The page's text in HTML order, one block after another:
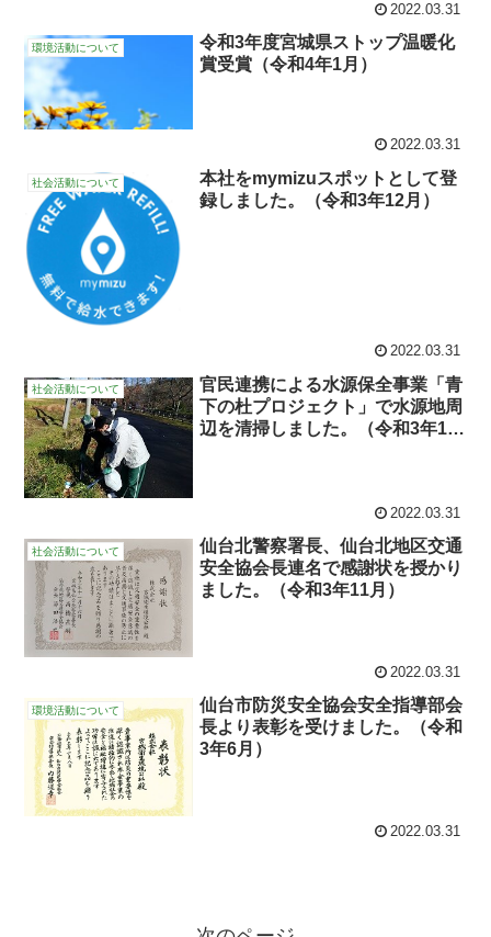
2022.03.31
環境活動について
令和3年度宮城県ストップ温暖化
賞受賞（令和4年1月）
2022.03.31
社会活動について
本社をmymizuスポットとして登
録しました。（令和3年12月）
2022.03.31
社会活動について
官民連携による水源保全事業「青
下の杜プロジェクト」で水源地周
辺を清掃しました。（令和3年11
2022.03.31
社会活動について
仙台北警察署長、仙台北地区交通
安全協会長連名で感謝状を授かり
ました。（令和3年11月）
2022.03.31
環境活動について
仙台市防災安全協会安全指導部会
長より表彰を受けました。（令和
3年6月）
2022.03.31